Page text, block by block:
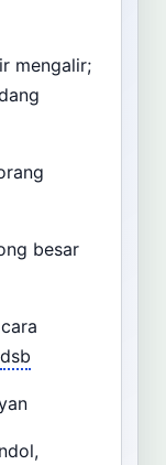
mengalir;
besar
cara
dsb